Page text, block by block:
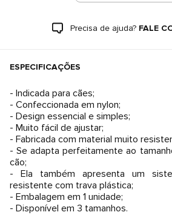
Precisa de ajuda? FALE
ESPECIFICAÇÕES
- Indicada para cães;
- Confeccionada em nylon;
- Design essencial e simples;
- Muito fácil de ajustar;
- Fabricada com material muito
- Se adapta perfeitamente ao
cão;
- Ela também apresenta um
resistente com trava plástica;
- Embalagem em 1 unidade;
- Disponível em 3 tamanhos.